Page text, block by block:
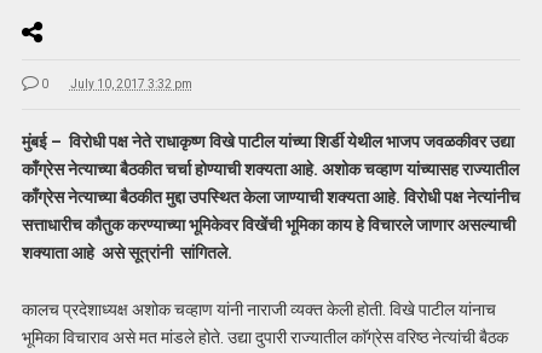
0 July 10, 2017 3:32 pm
मुंबई – विरोधी पक्ष नेते राधाकृष्ण विखे पाटील यांच्या शिर्डी येथील भाजप जवळकीवर उद्या
काँग्रेस नेत्याच्या बैठकीत चर्चा होण्याची शक्यता आहे. अशोक चव्हाण यांच्यासह राज्यातील
काँग्रेस नेत्याच्या बैठकीत मुद्दा उपस्थित केला जाण्याची शक्यता आहे. विरोधी पक्ष नेत्यांनीच
सत्ताधारीच कौतुक करण्याच्या भूमिकेवर विखेंची भूमिका काय हे विचारले जाणार असल्याची
शक्याता आहे असे सूत्रांनीसांगितले.
कालच प्रदेशाध्यक्ष अशोक चव्हाण यांनी नाराजी व्यक्त केली होती. विखे पाटील यांनाच
भूमिका विचाराव असे मत मांडले होते. उद्या दुपारी राज्यातील काॅग्रेस वरिष्ठ नेत्यांची बैठक